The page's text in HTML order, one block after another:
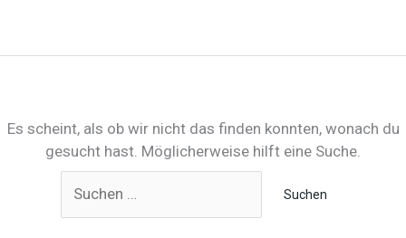
Es scheint, als ob wir nicht das finden konnten, wonach du
gesucht hast. Möglicherweise hilft eine Suche.
nach: